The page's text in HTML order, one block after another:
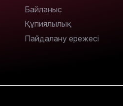
Байланыс
Құпиялылық
Пайдалану ережесі